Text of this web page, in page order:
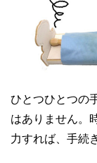
ひとつひとつの
はありません。
力すれば、手続